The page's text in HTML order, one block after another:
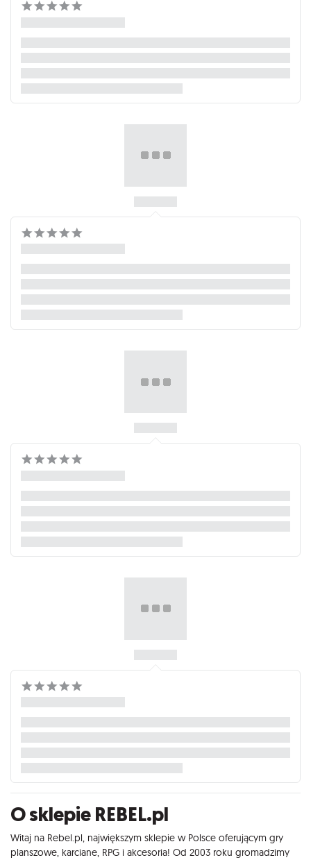
O sklepie REBEL.pl
Witaj na Rebel.pl, największym sklepie w Polsce oferującym gry
planszowe, karciane, RPG i akcesoria! Od 2003 roku gromadzimy